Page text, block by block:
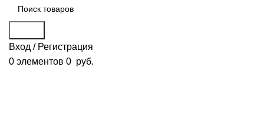
Вход / Регистрация
0 элементов 0 руб.